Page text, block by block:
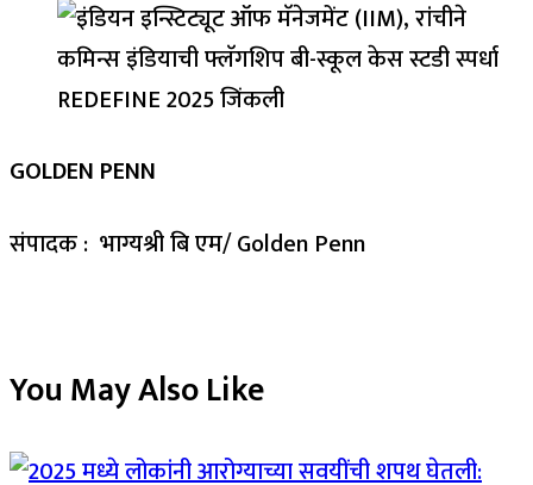
GOLDEN PENN
संपादक : भाग्यश्री बि एम/ Golden Penn
You May Also Like